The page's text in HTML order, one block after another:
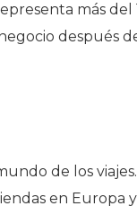
más del
después
de los viajes.
en Europa